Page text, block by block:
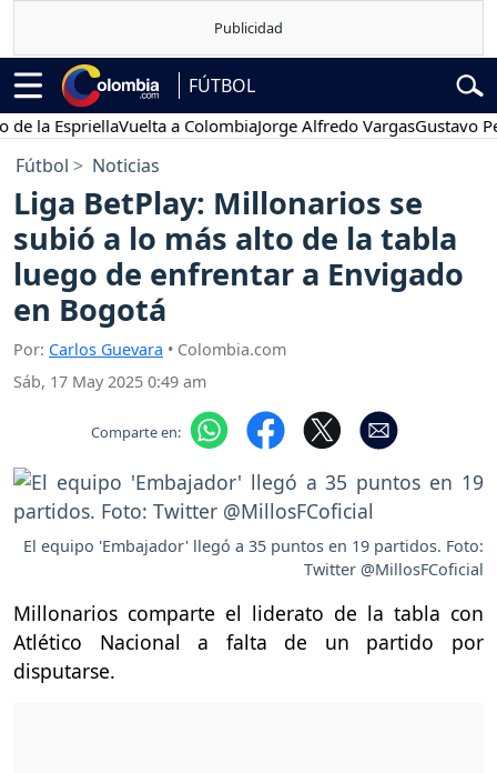
FÚTBOL
EspriellaVuelta a ColombiaJorge Alfredo VargasGustavo Petro
Fútbol Noticias
Liga BetPlay: Millonarios se
subió a lo más alto de la tabla
luego de enfrentar a Envigado
en Bogotá
Por: Carlos Guevara • Colombia.com
Sáb, 17 May 2025 0:49 am
Comparte en:
El equipo 'Embajador' llegó a 35 puntos en 19 partidos. Foto:
Twitter @MillosFCoficial
Millonarios comparte el liderato de la tabla con
Atlético Nacional a falta de un partido por
disputarse.